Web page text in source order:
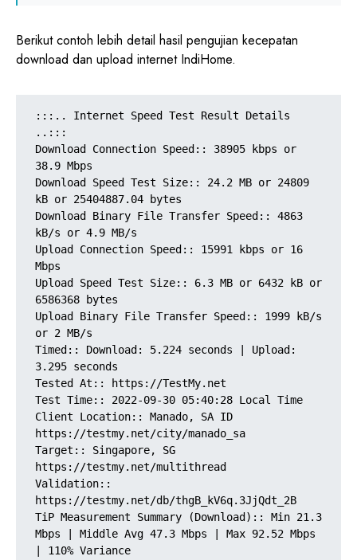
Berikut contoh lebih detail hasil pengujian kecepatan
download dan upload internet IndiHome.
:::.. Internet Speed Test Result Details
..:::
Download Connection Speed:: 38905 kbps or
38.9 Mbps
Download Speed Test Size:: 24.2 MB or 24809
kB or 25404887.04 bytes
Download Binary File Transfer Speed:: 4863
kB/s or 4.9 MB/s
Upload Connection Speed:: 15991 kbps or 16
Mbps
Upload Speed Test Size:: 6.3 MB or 6432 kB or
6586368 bytes
Upload Binary File Transfer Speed:: 1999 kB/s
or 2 MB/s
Timed:: Download: 5.224 seconds | Upload:
3.295 seconds
Tested At:: https://TestMy.net
Test Time:: 2022-09-30 05:40:28 Local Time
Client Location:: Manado, SA ID
https://testmy.net/city/manado_sa
Target:: Singapore, SG
https://testmy.net/multithread
Validation::
https://testmy.net/db/thgB_kV6q.3JjQdt_2B
TiP Measurement Summary (Download):: Min 21.3
Mbps | Middle Avg 47.3 Mbps | Max 92.52 Mbps
| 110% Variance